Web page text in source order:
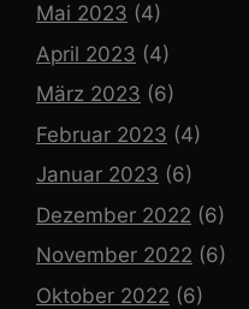
Mai 2023 (4)
April 2023 (4)
März 2023 (6)
Februar 2023 (4)
Januar 2023 (6)
Dezember 2022 (6)
November 2022 (6)
Oktober 2022 (6)